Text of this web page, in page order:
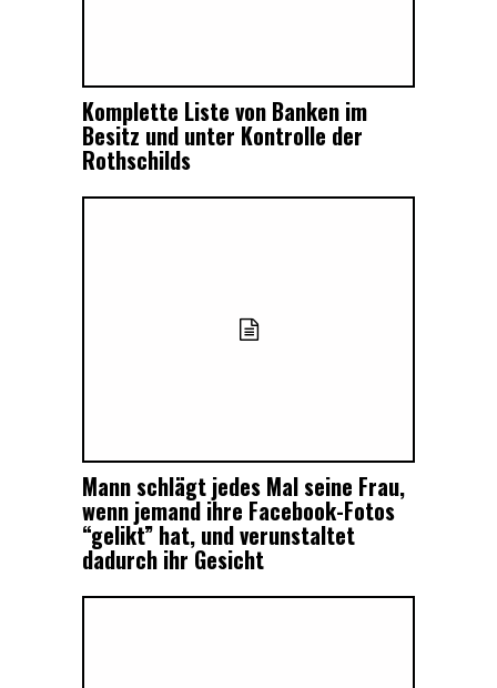
Komplette Liste von Banken im
Besitz und unter Kontrolle der
Rothschilds
Mann schlägt jedes Mal seine Frau,
wenn jemand ihre Facebook-Fotos
“gelikt” hat, und verunstaltet
dadurch ihr Gesicht